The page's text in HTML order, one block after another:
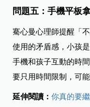
問題五：手機平板
騫心曼心理師提醒「
使用的矛盾感，小孩
手機和孩子互動的時
要只用時間限制，可
延伸閱讀：你真的要